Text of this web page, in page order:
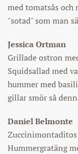
med tomatsås
"sotad" som man
Jessica Ortman
Grillade ostron
Squidsallad med
hummer med
gillar smör så
Daniel Belmonte
Hummergratäng